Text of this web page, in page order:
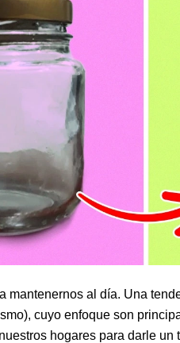
mantenernos al día. Una
cuyo enfoque son
hogares para darle